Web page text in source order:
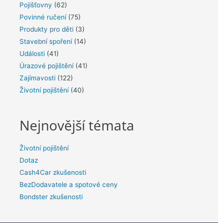
Pojišťovny (62)
Povinné ručení(75)
Produkty pro děti (3)
Stavební spoření(14)
Události (41)
Úrazové pojištění(41)
Zajímavosti (122)
Životní pojištění(40)
Nejnovější témata
Životní pojištění
Dotaz
Cash4Car zkušenosti
BezDodavatele a spotové ceny
Bondster zkušenosti